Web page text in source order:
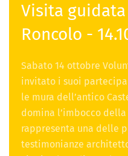
Visita guidata
Roncolo -
Sabato 14 ottobre
invitato i suoi
le mura dell’antico
domina l’imbocco
rappresenta una delle
testimonianze